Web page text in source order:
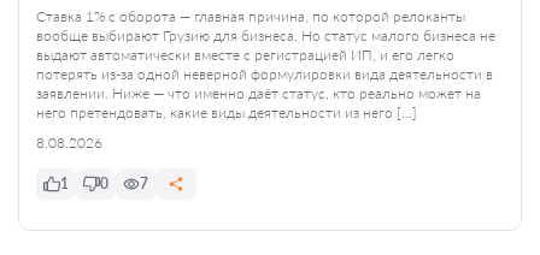
Ставка 1% с оборота — главная причина, по которой релоканты
вообще выбирают Грузию для бизнеса. Но статус малого бизнеса не
выдают автоматически вместе с регистрацией ИП, и его легко
потерять из-за одной неверной формулировки вида деятельности в
заявлении. Ниже — что именно даёт статус, кто реально может на
него претендовать, какие виды деятельности из него […]
8.08.2026
1 0 7